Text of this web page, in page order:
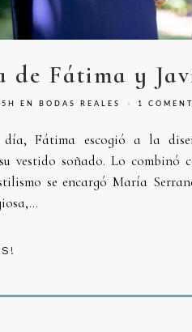
de Fátima y
EN BODAS REALES 1
Fátima escogió a la
vestido soñado. Lo
se encargó María